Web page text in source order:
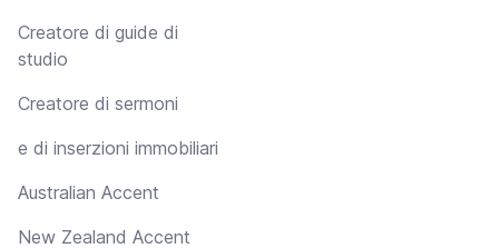
Creatore di guide di
studio
Creatore di sermoni
e di inserzioni immobiliari
Australian Accent
New Zealand Accent